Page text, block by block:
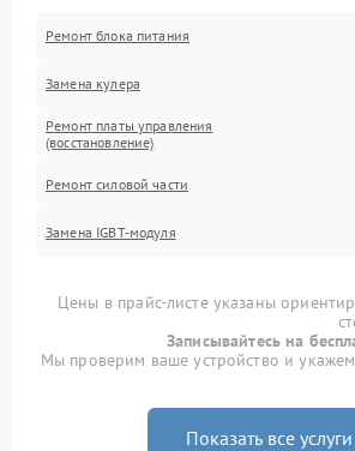
Ремонт блока питания
Замена кулера
Ремонт платы управления
(восстановление)
Ремонт силовой части
Замена IGBT-модуля
Цены в прайс-листе указаны
Записывайтесь на
Мы проверим ваше устройство и
Показать все услуги